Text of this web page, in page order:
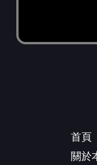
首頁
關於